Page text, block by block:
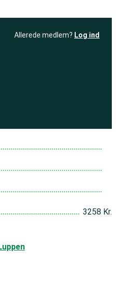
Allerede medlem? Log ind
3258 Kr.